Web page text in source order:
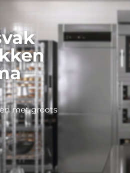
met groots